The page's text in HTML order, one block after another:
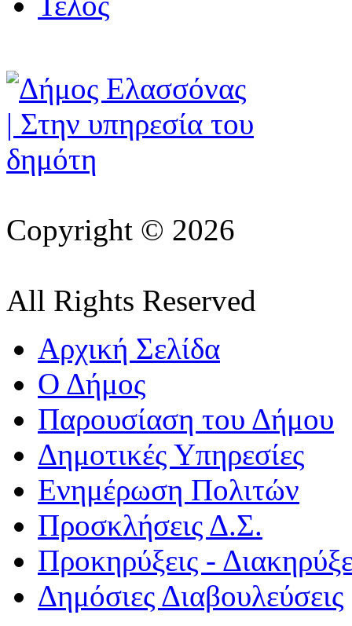
Copyright © 2026
All Rights Reserved
Αρχική Σελίδα
Ο Δήμος
Παρουσίαση του Δήμου
Δημοτικές Υπηρεσίες
Ενημέρωση Πολιτών
Προσκλήσεις Δ.Σ.
Προκηρύξεις -
Δημόσιες Διαβουλεύσεις